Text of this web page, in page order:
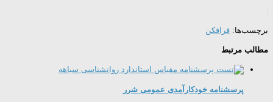
برچسب‌ها: فرافکن
مطالب مرتبط
پرسشنامه خودکارآمدی عمومی شرر